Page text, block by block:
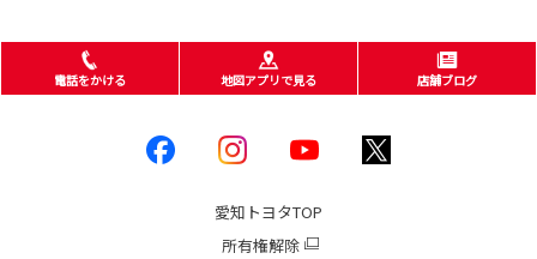
電話をかける 地図アプリで見る 店舗ブログ
愛知トヨタTOP
所有権解除